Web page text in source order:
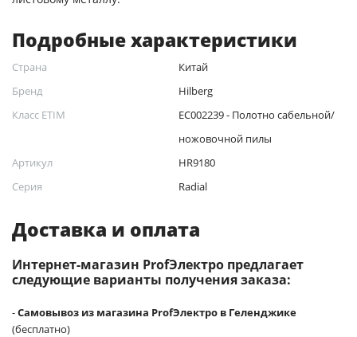
Подробные характеристики
Страна
Китай
Бренд
Hilberg
Класс ETIM
EC002239 - Полотно сабельной/
ножовочной пилы
Артикул
HR9180
Серия
Radial
Доставка и оплата
Интернет-магазин ProfЭлектро предлагает
следующие варианты получения заказа:
-Самовывоз из магазина ProfЭлектро в Геленджике
(бесплатно)